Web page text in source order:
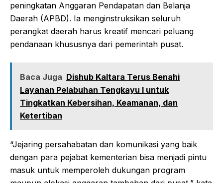
peningkatan Anggaran Pendapatan dan Belanja
Daerah (APBD). Ia menginstruksikan seluruh
perangkat daerah harus kreatif mencari peluang
pendanaan khususnya dari pemerintah pusat.
Baca Juga Dishub Kaltara Terus Benahi
Layanan Pelabuhan Tengkayu I untuk
Tingkatkan Kebersihan, Keamanan, dan
Ketertiban
“Jejaring persahabatan dan komunikasi yang baik
dengan para pejabat kementerian bisa menjadi pintu
masuk untuk memperoleh dukungan program